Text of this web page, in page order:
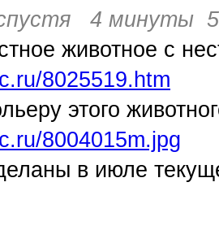
4 минуты
животное с
8025519.htm
этого
8004015m.jpg
в июле